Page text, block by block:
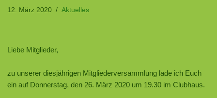
12. März 2020 Aktuelles
Liebe Mitglieder,
zu unserer diesjährigen Mitgliederversammlung lade ich Euch
ein auf Donnerstag, den 26. März 2020 um 19.30 im Clubhaus.